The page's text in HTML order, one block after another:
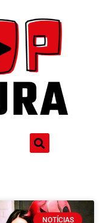
NOTÍCIAS